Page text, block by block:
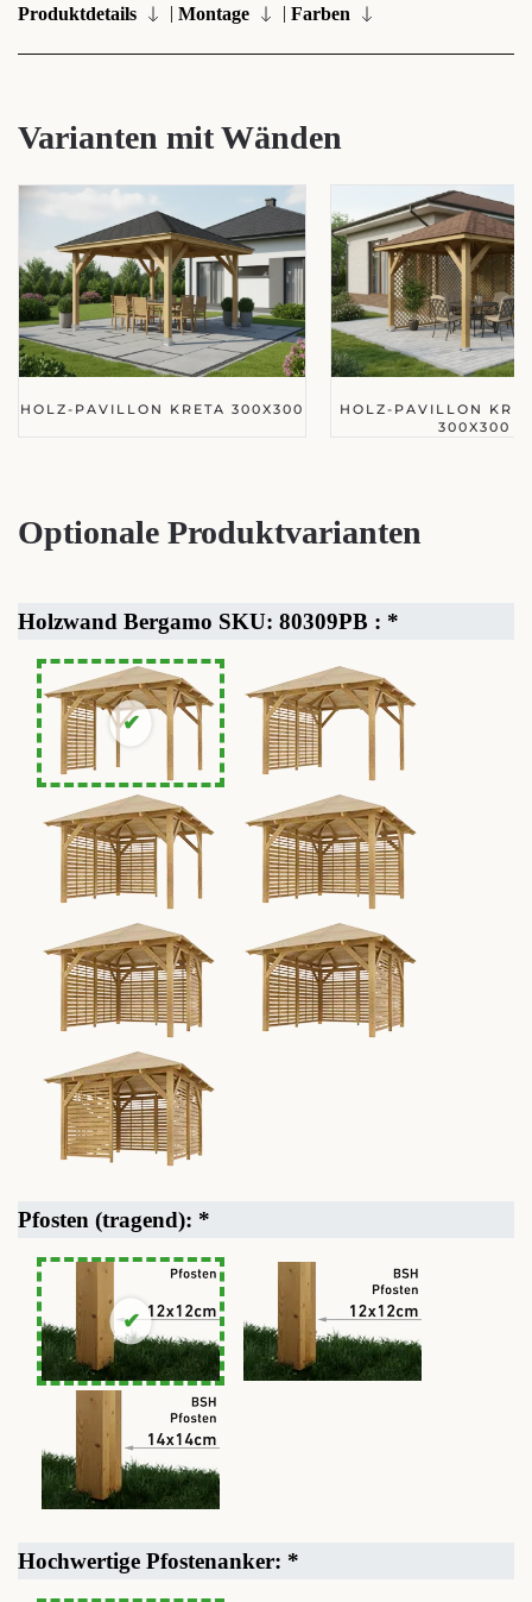
Produktdetails | Montage | Farben
Varianten mit Wänden
HOLZ-PAVILLON KRETA 300X300
HOLZ-PAVILLON
300X300
Optionale Produktvarianten
Holzwand Bergamo SKU: 80309PB : *
Pfosten (tragend): *
Hochwertige Pfostenanker: *